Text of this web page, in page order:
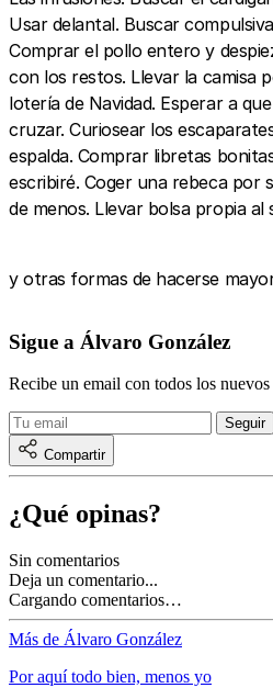
Usar delantal. Buscar
Comprar el pollo entero y
con los restos. Llevar la camisa
lotería de Navidad. Esperar a
cruzar. Curiosear los
espalda. Comprar libretas
escribiré. Coger una rebeca por
de menos. Llevar bolsa propia al
y otras formas de hacerse
Sigue a Álvaro González
Recibe un email con todos los
Compartir
¿Qué opinas?
Sin comentarios
Deja un comentario...
Cargando comentarios…
Más de Álvaro González
Por aquí todo bien, menos yo